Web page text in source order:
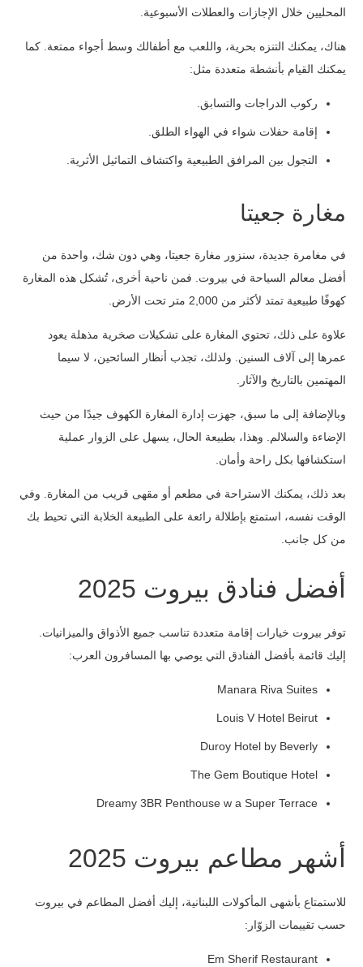
المحليين خلال الإجازات والعطلات الأسبوعية.
هناك، يمكنك التنزه بحرية، واللعب مع أطفالك وسط أجواء ممتعة. كما
يمكنك القيام بأنشطة متعددة مثل:
ركوب الدراجات والتسابق.
إقامة حفلات شواء في الهواء الطلق.
التجول بين المرافق الطبيعية واكتشاف التماثيل الأثرية.
مغارة جعيتا
في مغامرة جديدة، سنزور مغارة جعيتا، وهي دون شك، واحدة من
أفضل معالم السياحة في بيروت. فمن ناحية أخرى، تُشكل هذه المغارة
كهوفًا طبيعية تمتد لأكثر من 2,000 متر تحت الأرض.
علاوة على ذلك، تحتوي المغارة على تشكيلات صخرية مذهلة يعود
عمرها إلى آلاف السنين. ولذلك، تجذب أنظار السائحين، لا سيما
المهتمين بالتاريخ والآثار.
وبالإضافة إلى ما سبق، جهزت إدارة المغارة الكهوف جيدًا من حيث
الإضاءة والسلالم. وهذا، بطبيعة الحال، يسهل على الزوار عملية
استكشافها بكل راحة وأمان.
بعد ذلك، يمكنك الاستراحة في مطعم أو مقهى قريب من المغارة. وفي
الوقت نفسه، استمتع بإطلالة رائعة على الطبيعة الخلابة التي تحيط بك
من كل جانب.
أفضل فنادق بيروت 2025
توفر بيروت خيارات إقامة متعددة تناسب جميع الأذواق والميزانيات.
إليك قائمة بأفضل الفنادق التي يوصي بها المسافرون العرب:
Manara Riva Suites
Louis V Hotel Beirut
Duroy Hotel by Beverly
The Gem Boutique Hotel
Dreamy 3BR Penthouse w a Super Terrace
أشهر مطاعم بيروت 2025
للاستمتاع بأشهى المأكولات اللبنانية، إليك أفضل المطاعم في بيروت
حسب تقييمات الزوّار:
Em Sherif Restaurant